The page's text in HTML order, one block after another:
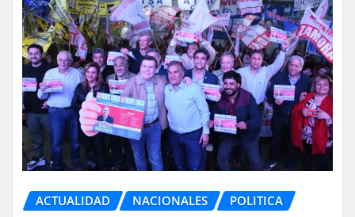
ACTUALIDAD NACIONALES POLITICA